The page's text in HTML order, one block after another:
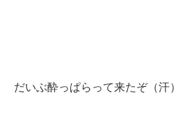
だいぶ酔っぱらって来たぞ（汗）